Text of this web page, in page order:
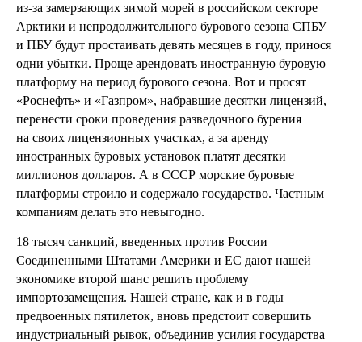
из-за замерзающих зимой морей в российском секторе
Арктики и непродолжительного бурового сезона СПБУ
и ПБУ будут простаивать девять месяцев в году, принося
одни убытки. Проще арендовать иностранную буровую
платформу на период бурового сезона. Вот и просят
«Роснефть» и «Газпром», набравшие десятки лицензий,
перенести сроки проведения разведочного бурения
на своих лицензионных участках, а за аренду
иностранных буровых установок платят десятки
миллионов долларов. А в СССР морские буровые
платформы строило и содержало государство. Частным
компаниям делать это невыгодно.
18 тысяч санкций, введенных против России
Соединенными Штатами Америки и ЕС дают нашей
экономике второй шанс решить проблему
импортозамещения. Нашей стране, как и в годы
предвоенных пятилеток, вновь предстоит совершить
индустриальный рывок, объединив усилия государства